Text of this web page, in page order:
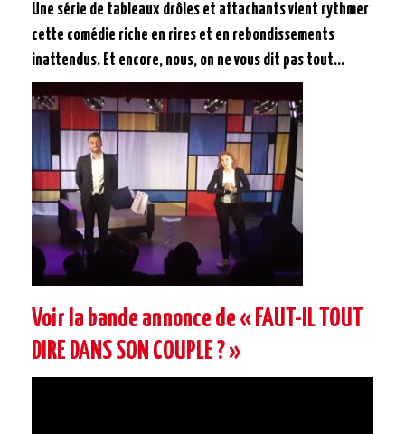
Une série de tableaux drôles et attachants vient rythmer
cette comédie riche en rires et en rebondissements
inattendus. Et encore, nous, on ne vous dit pas tout…
Voir la bande annonce de « FAUT-IL TOUT
DIRE DANS SON COUPLE ? »